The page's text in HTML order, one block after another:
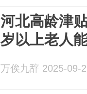
河北高龄津
岁以上老人
万俟九辞 2025-09-